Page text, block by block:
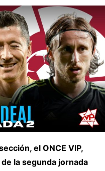
el ONCE VIP,
la segunda jornada